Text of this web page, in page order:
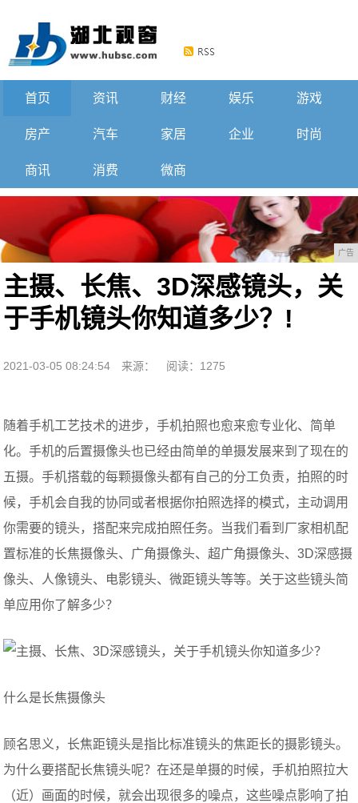
首页 资讯 财经 娱乐 游戏
房产 汽车 家居 企业 时尚
商讯 消费 微商
广告
主摄、长焦、3D深感镜头，关
于手机镜头你知道多少？!
2021-03-05 08:24:54 来源： 阅读：1275
随着手机工艺技术的进步，手机拍照也愈来愈专业化、简单
化。手机的后置摄像头也已经由简单的单摄发展来到了现在的
五摄。手机搭载的每颗摄像头都有自己的分工负责，拍照的时
候，手机会自我的协同或者根据你拍照选择的模式，主动调用
你需要的镜头，搭配来完成拍照任务。当我们看到厂家相机配
置标准的长焦摄像头、广角摄像头、超广角摄像头、3D深感摄
像头、人像镜头、电影镜头、微距镜头等等。关于这些镜头简
单应用你了解多少？
什么是长焦摄像头
顾名思义，长焦距镜头是指比标准镜头的焦距长的摄影镜头。
为什么要搭配长焦镜头呢？在还是单摄的时候，手机拍照拉大
（近）画面的时候，就会出现很多的噪点，这些噪点影响了拍